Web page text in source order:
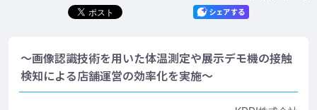
～画像認識技術を用いた体温測定や展示デモ機の接触
検知による店舗運営の効率化を実施～